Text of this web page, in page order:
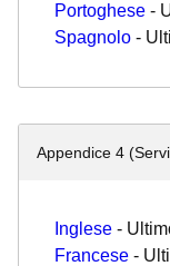
Portoghese -
Spagnolo -
Appendice 4
Inglese -
Francese -